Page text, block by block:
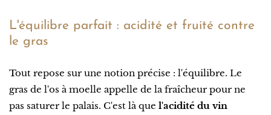
L'équilibre parfait : acidité et fruité contre
le gras
Tout repose sur une notion précise : l'équilibre. Le
gras de l'os à moelle appelle de la fraîcheur pour ne
pas saturer le palais. C'est là que l'acidité du vin